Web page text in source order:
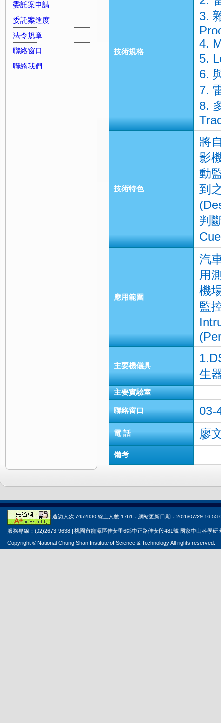
委託案申請
委託案進度
法令規章
聯絡窗口
聯絡我們
技術規格
3.
4.
5.
6.
7.
8.
技術特色
將
影
動
到
判
應用範圍
汽
用
機
監
主要機儀具
生
主要實驗室
聯絡窗口 03-
電 話 廖
備考
造訪人次 7452830 線上人數 1761．網站更新日期：2026/07/29
服務專線：(02)2673-9638 | 桃園市龍潭區佳安里6鄰中正路佳安段481號 國家中山科學研
Copyright © National Chung-Shan Institute of Science & Technology All rights reserved.